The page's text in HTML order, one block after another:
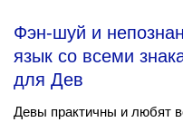
Фэн-шуй и
язык со всеми
для Дев
Девы практичны и любят